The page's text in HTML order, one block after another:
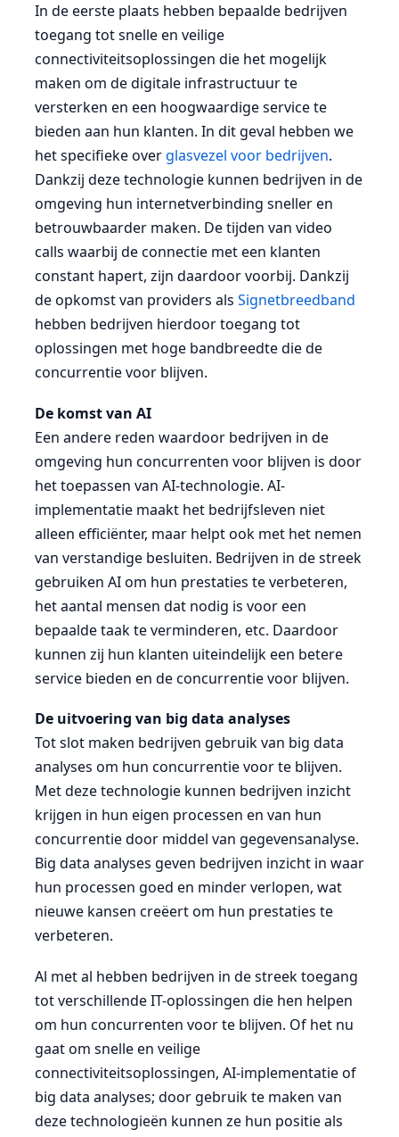
In de eerste plaats hebben bepaalde bedrijven
toegang tot snelle en veilige
connectiviteitsoplossingen die het mogelijk
maken om de digitale infrastructuur te
versterken en een hoogwaardige service te
bieden aan hun klanten. In dit geval hebben we
het specifieke over glasvezel voor bedrijven.
Dankzij deze technologie kunnen bedrijven in de
omgeving hun internetverbinding sneller en
betrouwbaarder maken. De tijden van video
calls waarbij de connectie met een klanten
constant hapert, zijn daardoor voorbij. Dankzij
de opkomst van providers als Signetbreedband
hebben bedrijven hierdoor toegang tot
oplossingen met hoge bandbreedte die de
concurrentie voor blijven.
De komst van AI
Een andere reden waardoor bedrijven in de
omgeving hun concurrenten voor blijven is door
het toepassen van AI-technologie. AI-
implementatie maakt het bedrijfsleven niet
alleen efficiënter, maar helpt ook met het nemen
van verstandige besluiten. Bedrijven in de streek
gebruiken AI om hun prestaties te verbeteren,
het aantal mensen dat nodig is voor een
bepaalde taak te verminderen, etc. Daardoor
kunnen zij hun klanten uiteindelijk een betere
service bieden en de concurrentie voor blijven.
De uitvoering van big data analyses
Tot slot maken bedrijven gebruik van big data
analyses om hun concurrentie voor te blijven.
Met deze technologie kunnen bedrijven inzicht
krijgen in hun eigen processen en van hun
concurrentie door middel van gegevensanalyse.
Big data analyses geven bedrijven inzicht in waar
hun processen goed en minder verlopen, wat
nieuwe kansen creëert om hun prestaties te
verbeteren.
Al met al hebben bedrijven in de streek toegang
tot verschillende IT-oplossingen die hen helpen
om hun concurrenten voor te blijven. Of het nu
gaat om snelle en veilige
connectiviteitsoplossingen, AI-implementatie of
big data analyses; door gebruik te maken van
deze technologieën kunnen ze hun positie als